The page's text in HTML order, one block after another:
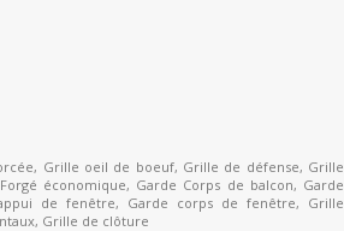
, Grille oeil de boeuf, Grille de défense, Grille
économique, Garde Corps de balcon, Garde
de fenêtre, Garde corps de fenêtre, Grille
, Grille de clôture